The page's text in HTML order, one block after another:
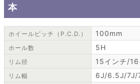
本
ホイールピッチ（P.C.D.） 100mm
ホール数 5H
リム径 15インチ/
リム幅 6J/6.5J/7J/